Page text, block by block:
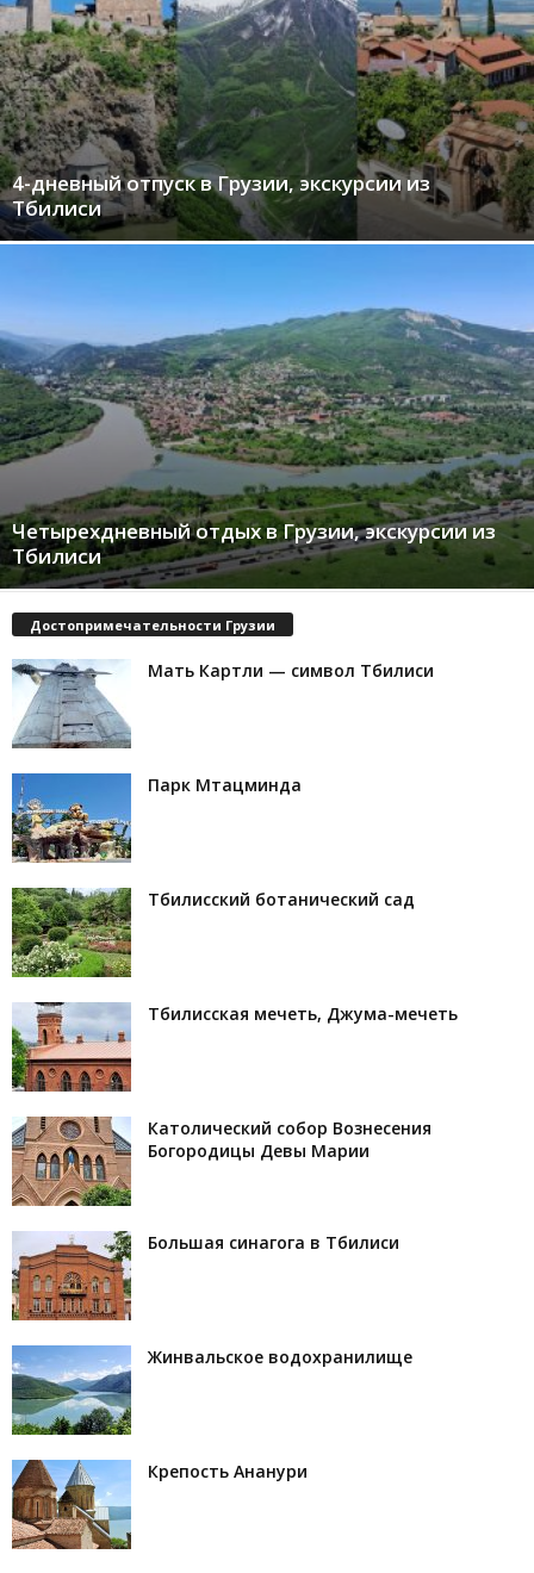
4-дневный отпуск в Грузии, экскурсии из
Тбилиси
Четырехдневный отдых в Грузии, экскурсии из
Тбилиси
Достопримечательности Грузии
Мать Картли — символ Тбилиси
Парк Мтацминда
Тбилисский ботанический сад
Тбилисская мечеть, Джума-мечеть
Католический собор Вознесения
Богородицы Девы Марии
Большая синагога в Тбилиси
Жинвальское водохранилище
Крепость Ананури